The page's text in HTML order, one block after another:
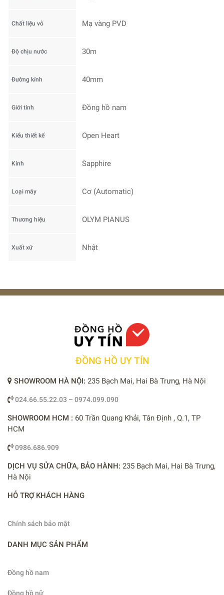
Chất liệu vỏ Mạ vàng PVD
Độ chịu nước 30m
Đường kính 40mm
Giới tính Đồng hồ nam
Kiểu thiết kế Open Heart
Kính Sapphire
Loại máy Cơ (Automatic)
Thương hiệu OLYM PIANUS
Xuất xứ Nhật
ĐỒNG HỒ UY TÍN
SHOWROOM HÀ NỘI: 235 Bạch Mai, Hai Bà Trưng, Hà Nội
024.66.55.22.03 – 0974.099.090
SHOWROOM HCM : 60 Trần Quang Khải, Tân Định , Q.1, TP
HCM
0986.686.909
DỊCH VỤ SỬA CHỮA, BẢO HÀNH: 235 Bạch Mai, Hai Bà Trưng,
Hà Nội
HỖ TRỢ KHÁCH HÀNG
Chính sách bảo mật
DANH MỤC SẢN PHẨM
Đồng hồ nam
Đồng hồ nữ